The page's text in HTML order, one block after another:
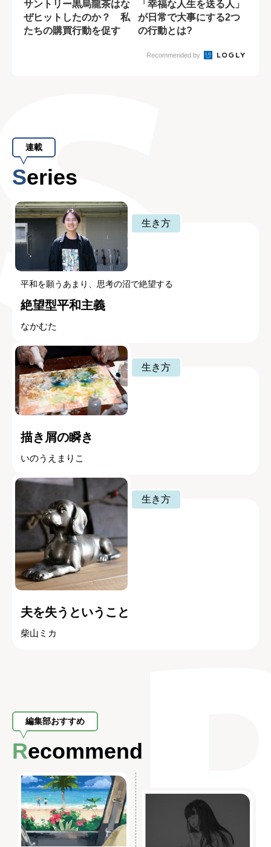
サントリー黒烏龍茶はな
ぜヒットしたのか？ 私
たちの購買行動を促す
「幸福な人生を送る人」
が日常で大事にする2つ
の行動とは?
Recommended by
連載
Series
生き方
平和を願うあまり、思考の沼で絶望する
絶望型平和主義
なかむた
生き方
描き屑の瞬き
いのうえまりこ
生き方
夫を失うということ
柴山ミカ
編集部おすすめ
Recommend